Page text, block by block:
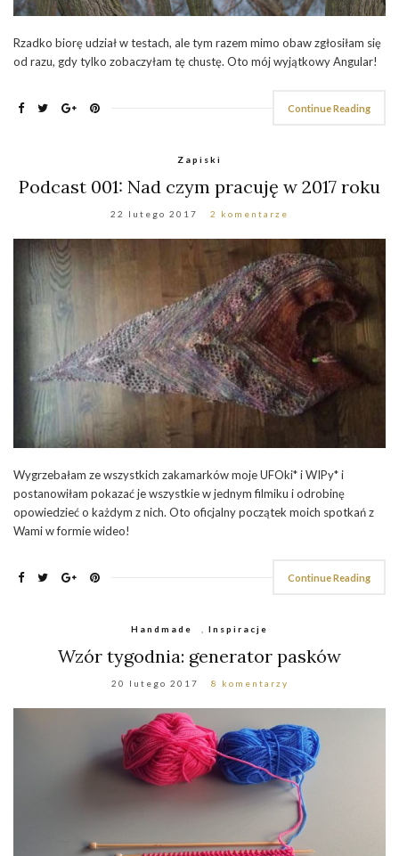
Rzadko biorę udział w testach, ale tym razem mimo obaw zgłosiłam się
od razu, gdy tylko zobaczyłam tę chustę. Oto mój wyjątkowy Angular!
Continue Reading
Zapiski
Podcast 001: Nad czym pracuję w 2017 roku
22 lutego 2017 2 komentarze
Wygrzebałam ze wszystkich zakamarków moje UFOki* i WIPy* i
postanowiłam pokazać je wszystkie w jednym filmiku i odrobinę
opowiedzieć o każdym z nich. Oto oficjalny początek moich spotkań z
Wami w formie wideo!
Continue Reading
Handmade Inspiracje
Wzór tygodnia: generator pasków
20 lutego 2017 8 komentarzy